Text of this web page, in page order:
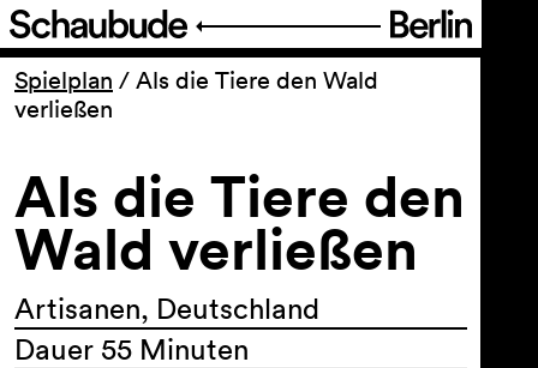
Programm
Ticket
Barrierefreiheit
Über uns
Spielplan / Als die Tiere den Wald
verließen
Als die Tiere den
Wald verließen
Artisanen, Deutschland
Dauer 55 Minuten